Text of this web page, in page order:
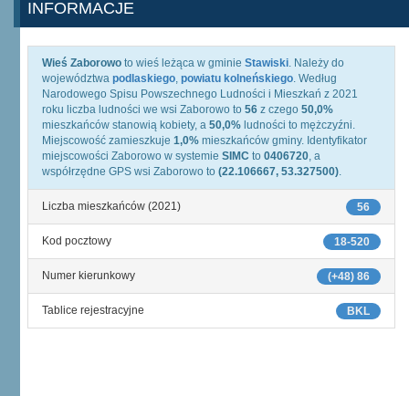
INFORMACJE
Wieś Zaborowo to wieś leżąca w gminie Stawiski. Należy do
województwa podlaskiego, powiatu kolneńskiego. Według
Narodowego Spisu Powszechnego Ludności i Mieszkań z 2021
roku liczba ludności we wsi Zaborowo to 56 z czego 50,0%
mieszkańców stanowią kobiety, a 50,0% ludności to mężczyźni.
Miejscowość zamieszkuje 1,0% mieszkańców gminy. Identyfikator
miejscowości Zaborowo w systemie SIMC to 0406720, a
współrzędne GPS wsi Zaborowo to (22.106667, 53.327500).
56
Liczba mieszkańców (2021)
18-520
Kod pocztowy
(+48) 86
Numer kierunkowy
BKL
Tablice rejestracyjne